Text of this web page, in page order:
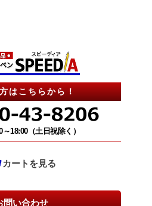
はこちらから！
18:00（土日祝除く）
カートを見る
問い合わせ